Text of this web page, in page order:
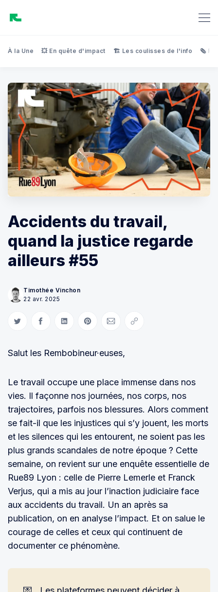
À la Une 💥 En quête d'impact 🏗️ Les coulisses de l'info 🗞️
Accidents du travail,
quand la justice regarde
ailleurs #55
Timothée Vinchon
22 avr. 2025
Partager sur Twitter
Partager sur Facebook
Partager sur LinkedIn
Partager sur Pinterest
Partager par Courriel
Copier le lien
Salut les Rembobineur·euses,
Le travail occupe une place immense dans nos
vies. Il façonne nos journées, nos corps, nos
trajectoires, parfois nos blessures. Alors comment
se fait-il que les injustices qui s’y jouent, les morts
et les silences qui les entourent, ne soient pas les
plus grands scandales de notre époque ? Cette
semaine, on revient sur une enquête essentielle de
Rue89 Lyon : celle de Pierre Lemerle et Franck
Verjus, qui a mis au jour l’inaction judiciaire face
aux accidents du travail. Un an après sa
publication, on en analyse l’impact. Et on salue le
courage de celles et ceux qui continuent de
documenter ce phénomène.